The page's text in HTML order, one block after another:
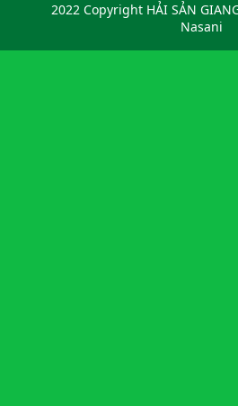
2022 Copyright HẢI SẢN
Nasani